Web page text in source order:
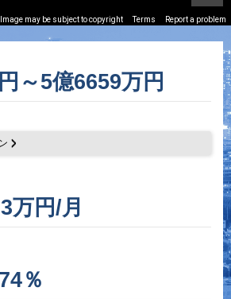
～5億6659万円
万円/月
％
Image may be subject to copyright Terms Report a problem